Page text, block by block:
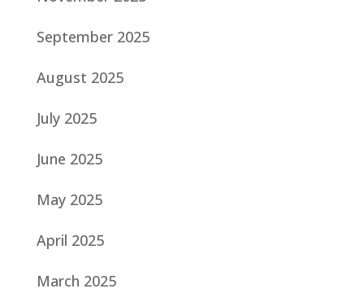
September 2025
August 2025
July 2025
June 2025
May 2025
April 2025
March 2025